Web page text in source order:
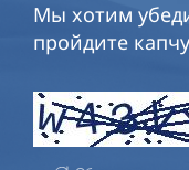
Мы хотим
пройдите